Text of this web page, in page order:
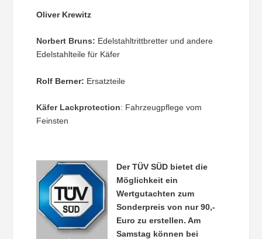
Oliver Krewitz
Norbert Bruns: Edelstahltrittbretter und andere
Edelstahlteile für Käfer
Rolf Berner: Ersatzteile
Käfer Lackprotection: Fahrzeugpflege vom
Feinsten
Der TÜV SÜD bietet die
Möglichkeit ein
Wertgutachten zum
Sonderpreis von nur 90,-
Euro zu erstellen. Am
Samstag können bei